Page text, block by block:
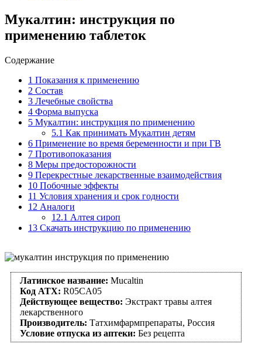
Мукалтин: инструкция по
применению таблеток
Содержание
1 Показания к применению
2 Состав
3 Лечебные свойства
4 Форма выпуска
5 Мукалтин: инструкция по применению
5.1 Как принимать Мукалтин детям
6 Применение во время беременности и при ГВ
7 Противопоказания
8 Меры предосторожности
9 Перекрестные лекарственные взаимодействия
10 Побочные эффекты
11 Условия хранения и срок годности
12 Аналоги
12.1 Алтея сироп
13 Скачать инструкцию по применению
Латинское название: Mucaltin
Код АТХ: R05CA05
Действующее вещество: Экстракт травы алтея
лекарственного
Производитель: Татхимфармпрепараты, Россия
Условие отпуска из аптеки: Без рецепта